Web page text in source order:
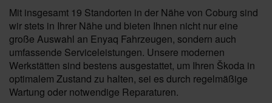
Mit insgesamt 19 Standorten in der Nähe von Coburg sind
wir stets in Ihrer Nähe und bieten Ihnen nicht nur eine
große Auswahl an Enyaq Fahrzeugen, sondern auch
umfassende Serviceleistungen. Unsere modernen
Werkstätten sind bestens ausgestattet, um Ihren Škoda in
optimalem Zustand zu halten, sei es durch regelmäßige
Wartung oder notwendige Reparaturen.